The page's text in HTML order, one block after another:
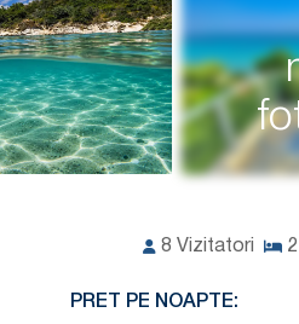
8 Vizitatori 2
PRET PE NOAPTE: